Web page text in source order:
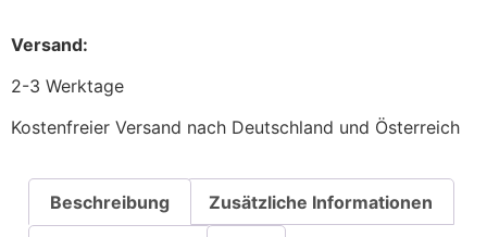
Versand:
2-3 Werktage
Kostenfreier Versand nach Deutschland und Österreich
Beschreibung Zusätzliche Informationen